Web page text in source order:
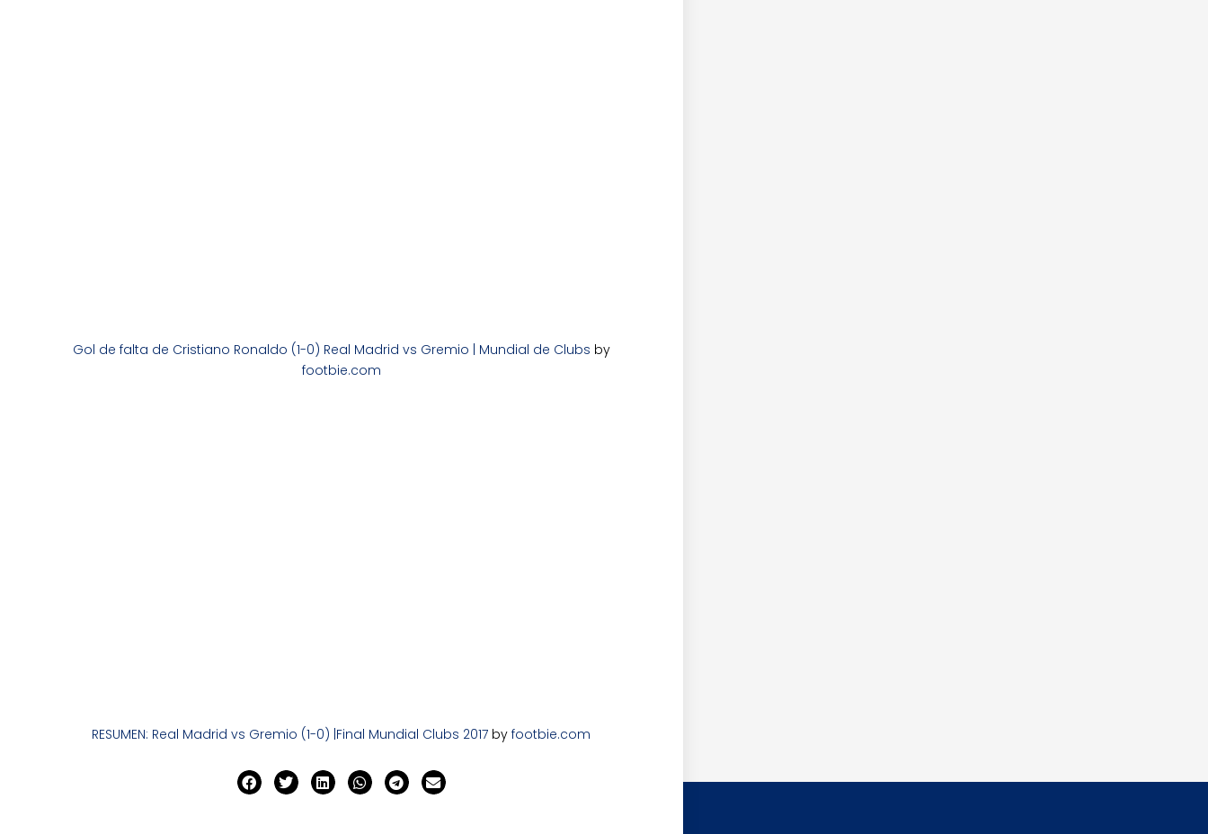
Gol de falta de Cristiano Ronaldo (1-0) Real Madrid vs Gremio | Mundial de Clubs by
footbie.com
RESUMEN: Real Madrid vs Gremio (1-0) |Final Mundial Clubs 2017 byfootbie.com